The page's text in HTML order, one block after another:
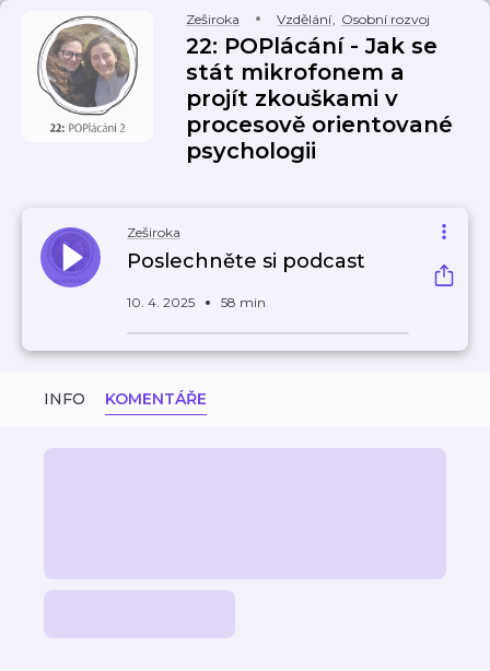
Zeširoka Vzdělání, Osobní rozvoj
22: POPlácání - Jak se
stát mikrofonem a
projít zkouškami v
procesově orientované
psychologii
Zeširoka
Poslechněte si podcast
10. 4. 2025 58 min
INFO KOMENTÁŘE